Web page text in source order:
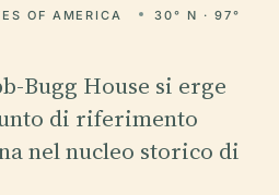
OF AMERICA
30° N · 97°
Bugg House si erge
di riferimento
nel nucleo storico di